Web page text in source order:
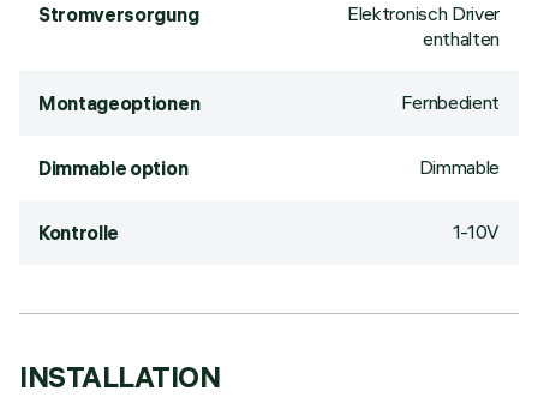
Stromversorgung
Elektronisch Driver
enthalten
Montageoptionen Fernbedient
Dimmable option Dimmable
Kontrolle 1-10V
INSTALLATION